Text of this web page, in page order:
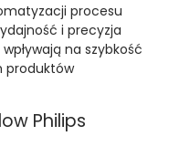
procesu
i precyzja
na szybkość
produktów
Philips